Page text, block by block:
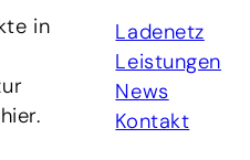
Ladenetz
Leistungen
News
Kontakt
in